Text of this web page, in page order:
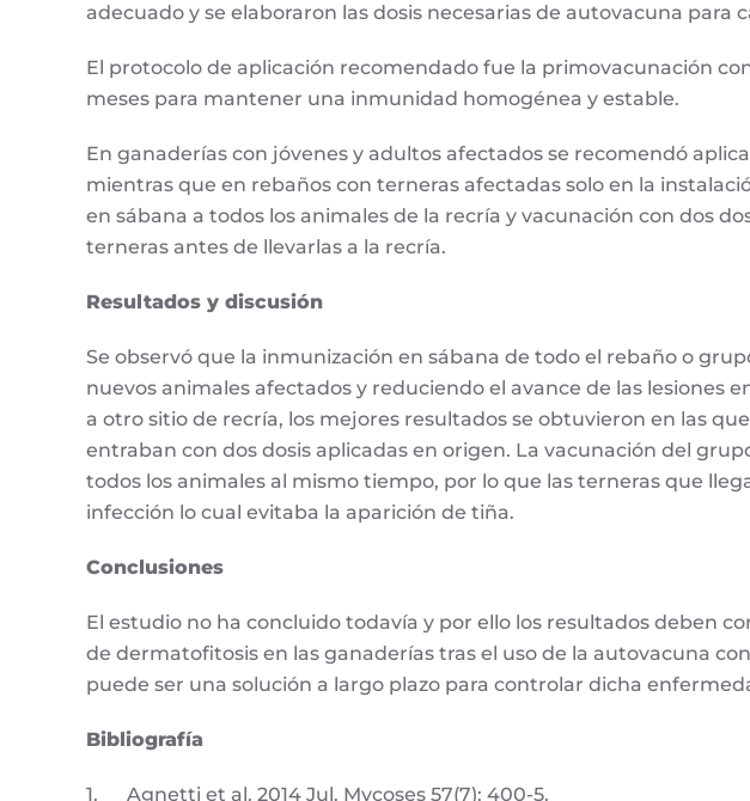
adecuado y se elaboraron las dosis necesarias de autovacuna para
El protocolo de aplicación recomendado fue la primovacunación
meses para mantener una inmunidad homogénea y estable.
En ganaderías con jóvenes y adultos afectados se recomendó
mientras que en rebaños con terneras afectadas solo en la
en sábana a todos los animales de la recría y vacunación con dos
terneras antes de llevarlas a la recría.
Resultados y discusión
Se observó que la inmunización en sábana de todo el rebaño o
nuevos animales afectados y reduciendo el avance de las lesiones
a otro sitio de recría, los mejores resultados se obtuvieron en las
entraban con dos dosis aplicadas en origen. La vacunación del
todos los animales al mismo tiempo, por lo que las terneras que
infección lo cual evitaba la aparición de tiña.
Conclusiones
El estudio no ha concluido todavía y por ello los resultados deben
de dermatofitosis en las ganaderías tras el uso de la autovacuna
puede ser una solución a largo plazo para controlar dicha
Bibliografía
1. Agnetti et al. 2014 Jul. Mycoses 57(7): 400-5.